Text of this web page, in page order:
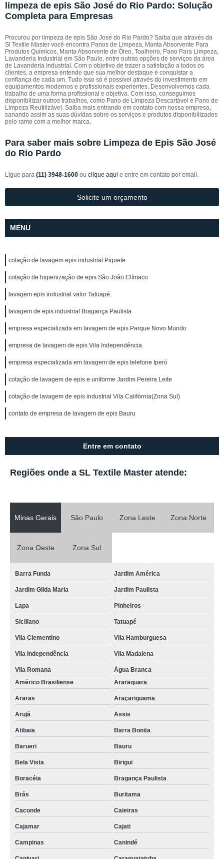
limpeza de epis São José do Rio Pardo: Solução
Completa para Empresas
Procurou por limpeza de epis São José do Rio Pardo? Saiba que através da
Sl Textile Master você encontra Panos de Limpeza, Manta Absorvente Para
Produtos Químicos, Manta Absorvente de Óleo, Toalheiro, Pano Para Limpeza,
Lavanderia Industrial em São Paulo, entre outras opções de serviços da área
de Lavanderia Industrial. Com o objetivo de trazer a satisfação a todos os
clientes, a empresa entende que sua melhor destaque é conquistar a
confiança de cada um. Tudo isso só é possível através do investimento em
equipamentos modernos e profissionais experientes. Desenvolvemos cada
trabalho de uma forma profissional e objetiva. Com isso, conseguimos
disponibilizar outros trabalhos, como Pano de Limpeza Descartável e Pano de
Limpeza Reutilizável. Saiba mais entrando em contato com nossa empresa,
sanando assim as suas dúvidas sobre os serviços e produtos disponibilizados
pelo ramo com a melhor marca.
Para saber mais sobre Limpeza de Epis São José
do Rio Pardo
Ligue para (11) 3948-1600 ou clique aqui e entre em contato por email.
Solicite um orçamento
MENU
cotação de lavagem epis industrial Piquete
cotação de higienização de epis São João Clímaco
lavagem epis industrial valor Tatuapé
lavagem de epis industrial Bragança Paulista
empresa especializada em lavagem de epis Parque Novo Mundo
empresa de lavagem de epis Vila Independência
empresa especializada em lavagem de epis telefone Iperó
cotação de lavagem de epis e uniforme Jardim Pereira Leite
cotação de lavagem de epis industrial Vila Califórnia(Zona Sul)
contato de empresa de lavagem de epis Bauru
Entre em contato
Regiões onde a SL Textile Master atende:
Minas Gerais São Paulo Zona Leste Zona Norte
Zona Oeste Zona Sul
Barra Funda Jardim América
Jardim Gilda Maria Jardim Paulista
Lapa Pinheiros
Siciliano Tatuapé
Vila Clementino Vila Hamburguesa
Vila Independência Vila Madalena
Vila Romana
Água Branca
Américo Brasiliense
Araraquara
Araras Araçariguama
Arujá Assis
Atibaia Barra Bonita
Barueri Bauru
Bela Vista Birigui
Boracéia Bragança Paulista
Brás Buritama
Caconde Caieiras
Cajamar Cajati
Campinas Canindé